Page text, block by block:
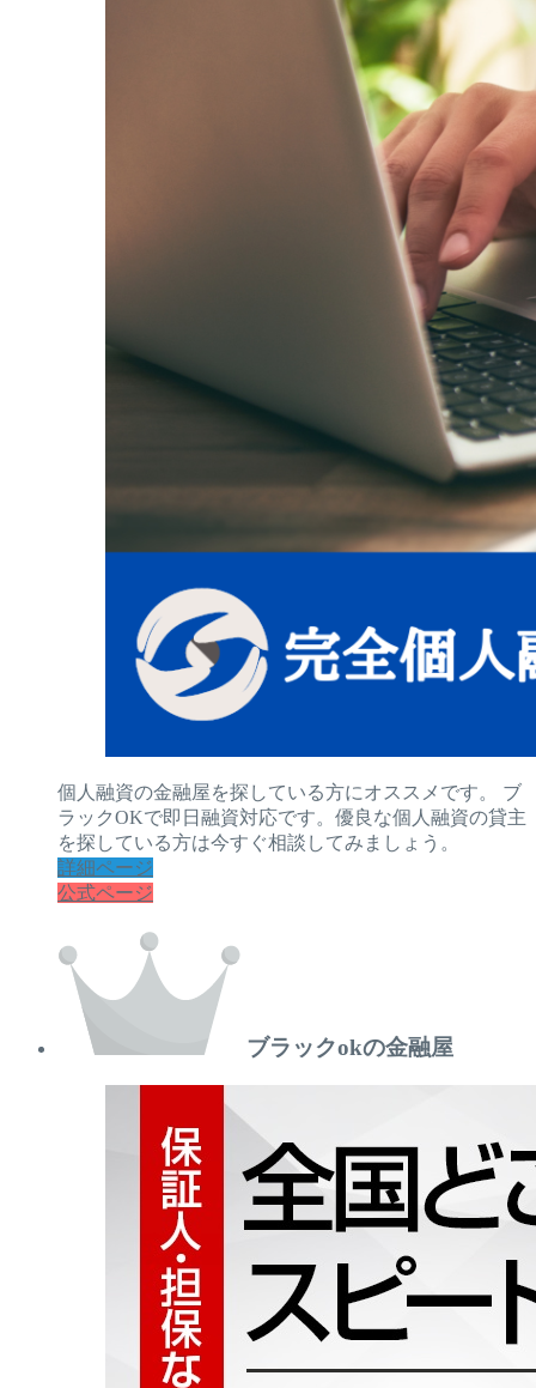
個人融資の金融屋を探している方にオススメです。 ブ
ラックOKで即日融資対応です。優良な個人融資の貸主
を探している方は今すぐ相談してみましょう。
詳細ページ
公式ページ
ブラックokの金融屋